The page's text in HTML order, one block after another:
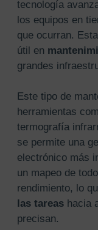
tecnología
los equipos en
que ocurran.
útil en
grandes
Este tipo de
herramientas
termografía
se permite una
electrónico más
un mapeo de
rendimiento, lo
las tareashacia
precisan.